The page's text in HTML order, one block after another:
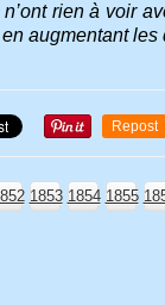
rien à voir
augmentant les
Repost
1853 1854 1855